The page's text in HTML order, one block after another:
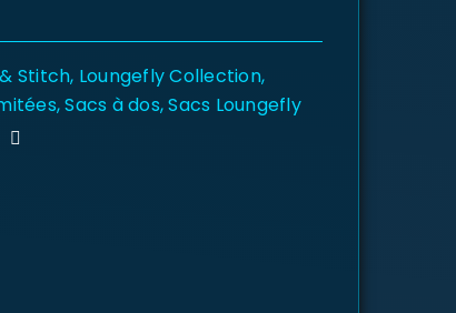
Stitch, Loungefly Collection,
,Sacs à dos,Sacs Loungefly